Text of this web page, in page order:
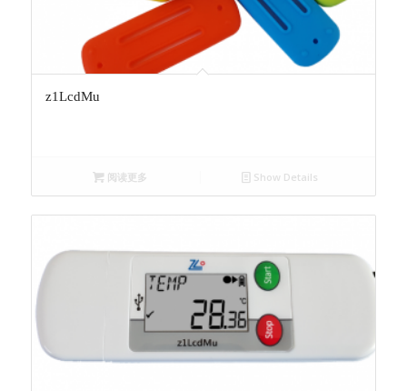
z1LcdMu
阅读更多 Show Details